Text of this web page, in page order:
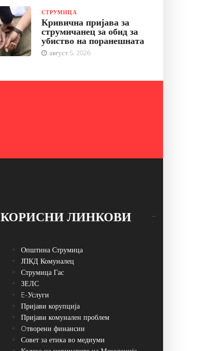
СТРУМИЦА
Кривична пријава за
струмичанец за обид за
убиство на поранешната
август 5, 2026
КОРИСНИ ЛИНКОВИ
Општина Струмица
ЈПКД Комуналец
Струмица Гас
ЗЕЛС
E-Услуги
Пријави корупција
Пријави комунален проблем
Oтворени финансии
Совет за етика во медиуми